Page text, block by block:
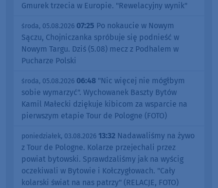
Gmurek trzecia w Europie. "Rewelacyjny wynik"
środa, 05.08.2026 07:25 Po nokaucie w Nowym
Sączu, Chojniczanka spróbuje się podnieść w
Nowym Targu. Dziś (5.08) mecz z Podhalem w
Pucharze Polski
środa, 05.08.2026 06:48 "Nic więcej nie mógłbym
sobie wymarzyć". Wychowanek Baszty Bytów
Kamil Małecki dziękuje kibicom za wsparcie na
pierwszym etapie Tour de Pologne (FOTO)
poniedziałek, 03.08.2026 13:32 Nadawaliśmy na żywo
z Tour de Pologne. Kolarze przejechali przez
powiat bytowski. Sprawdzaliśmy jak na wyścig
oczekiwali w Bytowie i Kołczygłowach. "Cały
kolarski świat na nas patrzy" (RELACJE, FOTO)